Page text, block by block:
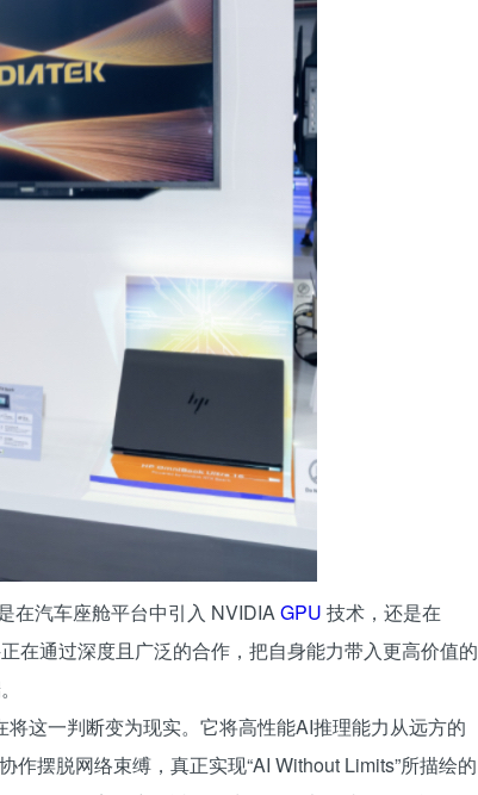
在汽车座舱平台中引入 NVIDIAGPU 技术，还是在
在通过深度且广泛的合作，把自身能力带入更高价值的
这一判断变为现实。它将高性能AI推理能力从远方的
摆脱网络束缚，真正实现“AI Without Limits”所描绘的